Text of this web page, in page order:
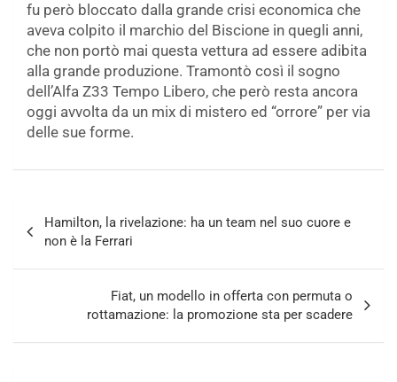
fu però bloccato dalla grande crisi economica che
aveva colpito il marchio del Biscione in quegli anni,
che non portò mai questa vettura ad essere adibita
alla grande produzione. Tramontò così il sogno
dell’Alfa Z33 Tempo Libero, che però resta ancora
oggi avvolta da un mix di mistero ed “orrore” per via
delle sue forme.
articoli
Hamilton, la rivelazione: ha un team nel suo cuore e
non è la Ferrari
Fiat, un modello in offerta con permuta o
rottamazione: la promozione sta per scadere